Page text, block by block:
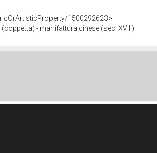
1500292623>
- manifattura cinese (sec. XVIII)